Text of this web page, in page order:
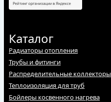
Каталог
Радиаторы отопления
Трубы и фитинги
Распределительные коллекторы
Теплоизоляция для труб
Бойлеры косвенного нагрева